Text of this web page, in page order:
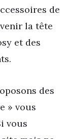
de
la tête
et des
des
» vous
vous